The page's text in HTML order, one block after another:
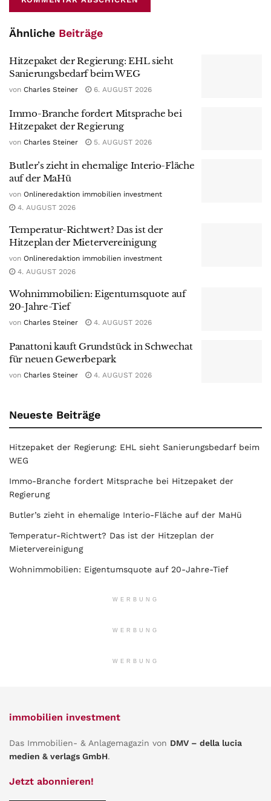
Ähnliche Beiträge
Hitzepaket der Regierung: EHL sieht
Sanierungsbedarf beim WEG
von Charles Steiner 6. AUGUST 2026
Immo-Branche fordert Mitsprache bei
Hitzepaket der Regierung
von Charles Steiner 5. AUGUST 2026
Butler’s zieht in ehemalige Interio-Fläche
auf der MaHü
von Onlineredaktion immobilien investment
4. AUGUST 2026
Temperatur-Richtwert? Das ist der
Hitzeplan der Mietervereinigung
von Onlineredaktion immobilien investment
4. AUGUST 2026
Wohnimmobilien: Eigentumsquote auf
20-Jahre-Tief
von Charles Steiner 4. AUGUST 2026
Panattoni kauft Grundstück in Schwechat
für neuen Gewerbepark
von Charles Steiner 4. AUGUST 2026
Neueste Beiträge
Hitzepaket der Regierung: EHL sieht Sanierungsbedarf beim
WEG
Immo-Branche fordert Mitsprache bei Hitzepaket der
Regierung
Butler’s zieht in ehemalige Interio-Fläche auf der MaHü
Temperatur-Richtwert? Das ist der Hitzeplan der
Mietervereinigung
Wohnimmobilien: Eigentumsquote auf 20-Jahre-Tief
WERBUNG
WERBUNG
WERBUNG
immobilien investment
Das Immobilien- & Anlagemagazin von DMV – della lucia
medien & verlags GmbH.
Jetzt abonnieren!